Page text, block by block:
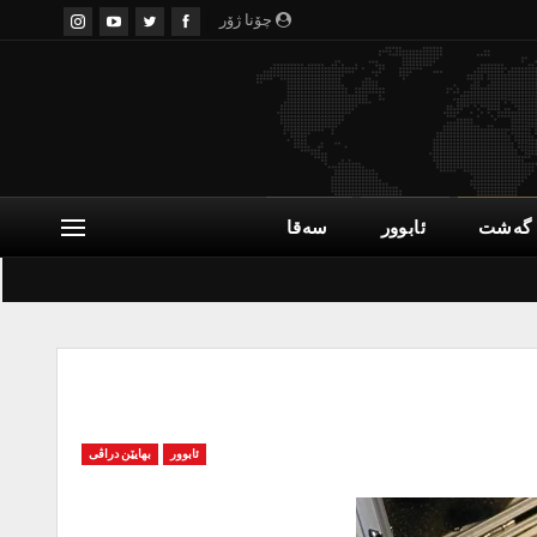
چۆنا ژۆر
گەشت ئابوور سەقا
ئابوور بهایێن دراڤی